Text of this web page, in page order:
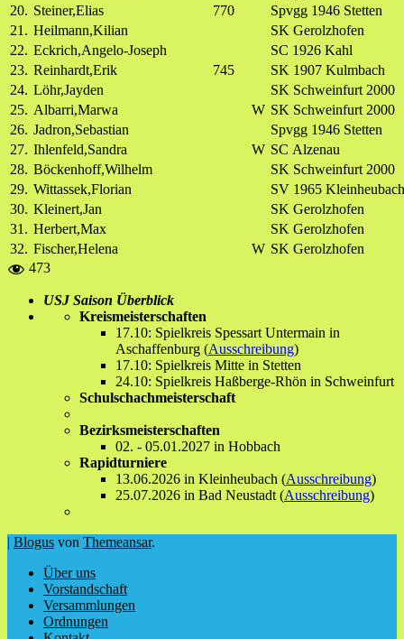
20. Steiner,Elias 770
Spvgg 1946 Stetten
21. Heilmann,Kilian
SK Gerolzhofen
22. Eckrich,Angelo-Joseph
SC 1926 Kahl
23. Reinhardt,Erik 745
SK 1907 Kulmbach
24. Löhr,Jayden
SK Schweinfurt 2000
25. Albarri,Marwa W SK Schweinfurt 2000
26. Jadron,Sebastian
Spvgg 1946 Stetten
27. Ihlenfeld,Sandra W SC Alzenau
28. Böckenhoff,Wilhelm
SK Schweinfurt 2000
29. Wittassek,Florian
SV 1965 Kleinheubach
30. Kleinert,Jan
SK Gerolzhofen
31. Herbert,Max
SK Gerolzhofen
32. Fischer,Helena W SK Gerolzhofen
473
USJ Saison Überblick
Kreismeisterschaften
17.10: Spielkreis Spessart Untermain in
Aschaffenburg (Ausschreibung)
17.10: Spielkreis Mitte in Stetten
24.10: Spielkreis Haßberge-Rhön in Schweinfurt
Schulschachmeisterschaft
Bezirksmeisterschaften
02. - 05.01.2027 in Hobbach
Rapidturniere
13.06.2026 in Kleinheubach (Ausschreibung)
25.07.2026 in Bad Neustadt (Ausschreibung)
| Blogus von Themeansar.
Über uns
Vorstandschaft
Versammlungen
Ordnungen